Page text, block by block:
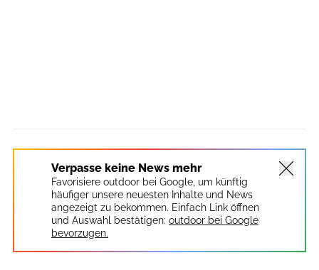
Verpasse keine News mehr
Favorisiere outdoor bei Google, um künftig
häufiger unsere neuesten Inhalte und News
angezeigt zu bekommen. Einfach Link öffnen
und Auswahl bestätigen: outdoor bei Google
bevorzugen.